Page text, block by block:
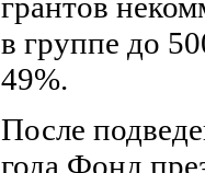
в группе до
49%.
После
года Фонд